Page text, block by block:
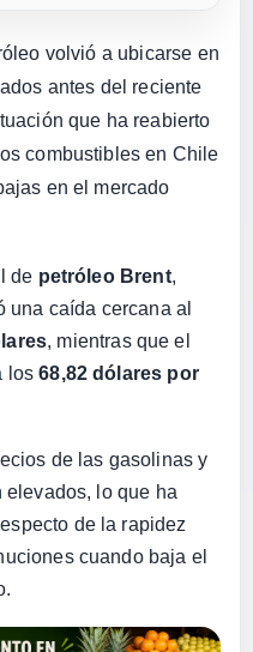
volvió a ubicarse en
antes del reciente
que ha reabierto
combustibles en Chile
en el mercado
de petróleo Brent,
una caída cercana al
, mientras que el
los68,82 dólares por
de las gasolinas y
lo que ha
de la rapidez
cuando baja el